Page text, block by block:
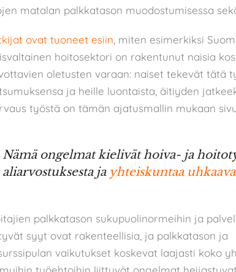
matalan palkkatason muodostumisessa
ovat tuoneet esiin , miten esimerkiksi
hoitosektori on rakentunut naisia
oletusten varaan: naiset tekevät tätä
ja heille luontaista, äitiyden
työstä on tämän ajatusmallin mukaan
Nämä ongelmat kielivät hoiva- ja
aliarvostuksesta ja yhteiskuntaa
palkkatason sukupuolinormeihin ja
syyt ovat rakenteellisia, ja palkkatason ja
vaikutukset koskevat laajasti koko